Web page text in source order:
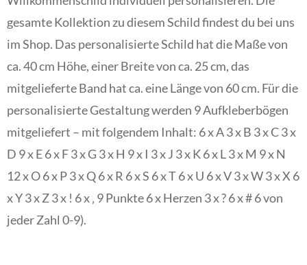
gesamte Kollektion zu diesem Schild findest du bei uns
im Shop. Das personalisierte Schild hat die Maße von
ca. 40 cm Höhe, einer Breite von ca. 25 cm, das
mitgelieferte Band hat ca. eine Länge von 60 cm. Für die
personalisierte Gestaltung werden 9 Aufkleberbögen
mitgeliefert – mit folgendem Inhalt: 6 x A 3 x B 3 x C 3 x
D 9 x E 6 x F 3 x G 3 x H 9 x I 3 x J 3 x K 6 x L 3 x M 9 x N
12 x O 6 x P 3 x Q 6 x R 6 x S 6 x T 6 x U 6 x V 3 x W 3 x X 6
x Y 3 x Z 3 x ! 6 x ‚ 9 Punkte 6 x Herzen 3 x ? 6 x # 6 von
jeder Zahl 0-9).